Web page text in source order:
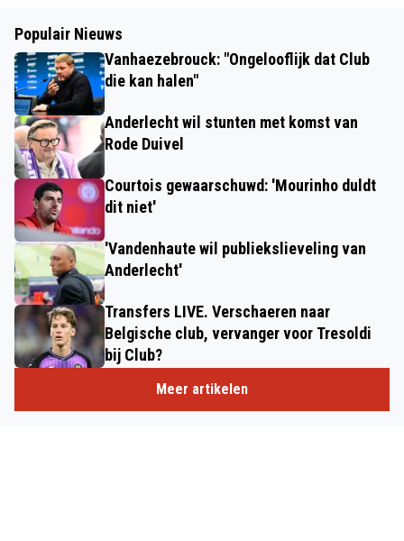
Populair Nieuws
Vanhaezebrouck: "Ongelooflijk dat Club
die kan halen"
Anderlecht wil stunten met komst van
Rode Duivel
Courtois gewaarschuwd: 'Mourinho duldt
dit niet'
'Vandenhaute wil publiekslieveling van
Anderlecht'
Transfers LIVE. Verschaeren naar
Belgische club, vervanger voor Tresoldi
bij Club?
Meer artikelen